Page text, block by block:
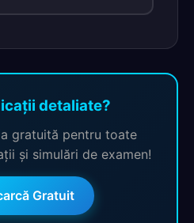
detaliate?
gratuită pentru toate
și simulări de examen!
Gratuit